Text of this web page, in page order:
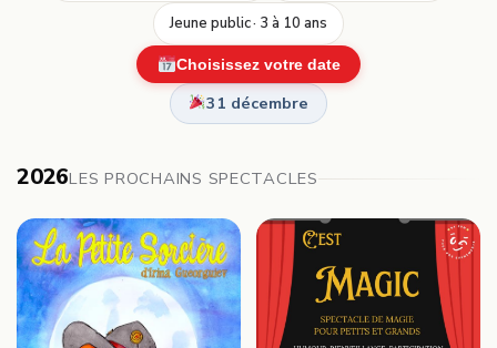
Jeune public · 3 à 10 ans
Choisissez votre date
31 décembre
2026LES PROCHAINS SPECTACLES